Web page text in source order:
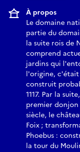
À propos
Le domaine
partie du
la suite rois de
comprend
jardins qui
l'origine, c'était
construit
1117. Par la
premier
siècle, le
Foix ;
Phoebus :
la tour du